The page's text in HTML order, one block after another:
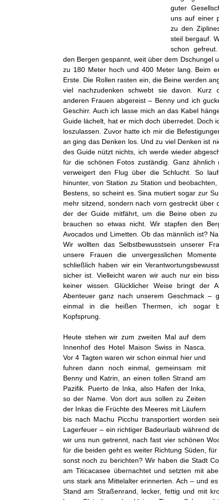
guter
uns auf einer
zu den
steil bergauf.
schon
den Bergen gespannt, weit über dem Dschungel
zu 180 Meter hoch und 400 Meter lang. Beim
Erste. Die Rollen rasten ein, die Beine werden
viel nachzudenken schwebt sie davon. Kurz
anderen Frauen abgereist – Benny und ich
Geschirr. Auch ich lasse mich an das Kabel
Guide lächelt, hat er mich doch überredet. Doch
loszulassen. Zuvor hatte ich mir die
an ging das Denken los. Und zu viel Denken ist
des Guide nützt nichts, ich werde wieder
für die schönen Fotos zuständig. Ganz
verweigert den Flug über die Schlucht. So
hinunter, von Station zu Station und
Bestens, so scheint es. Sina mutiert sogar zur
mehr sitzend, sondern nach vorn gestreckt über
der der Guide mitfährt, um die Beine oben
brauchen so etwas nicht. Wir stapfen den
Avocados und Limetten. Ob das männlich ist?
Wir wollten das Selbstbewusstsein unserer
unsere Frauen die unvergesslichen
schließlich haben wir ein
sicher ist. Vielleicht waren wir auch nur ein
keiner wissen. Glücklicher Weise bringt der
Abenteuer ganz nach unserem Geschmack –
einmal in die heißen Thermen, ich sogar
Kopfsprung.
Heute stehen wir zum zweiten Mal auf dem
Innenhof des Hotel Maison Swiss in Nasca.
Vor 4 Tagten waren wir schon einmal hier und
fuhren dann noch einmal, gemeinsam mit
Benny und Katrin, an einen tollen Strand am
Pazifik. Puerto de Inka, also Hafen der Inka,
so der Name. Von dort aus sollen zu Zeiten
der Inkas die Früchte des Meeres mit Läufern
bis nach Machu Picchu transportiert worden
Lagerfeuer – ein richtiger Badeurlaub während
wir uns nun getrennt, nach fast vier schönen
für die beiden geht es weiter Richtung Süden,
sonst noch zu berichten? Wir haben die Stadt
am Titicacasee übernachtet und setzten mit
uns stark ans Mittelalter erinnerten. Ach – und
Stand am Straßenrand, lecker, fettig und mit